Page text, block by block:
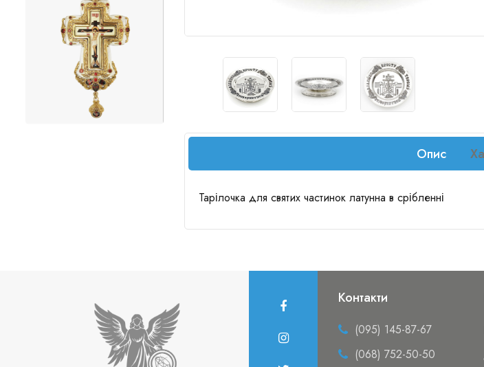
Опис
Тарілочка для святих частинок латунна в срібленні
Контакти
(095) 145-87-67
(068) 752-50-50